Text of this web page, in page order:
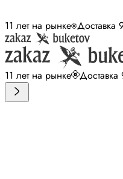
11 лет на рынке Доставка
11 лет на рынке Доставка